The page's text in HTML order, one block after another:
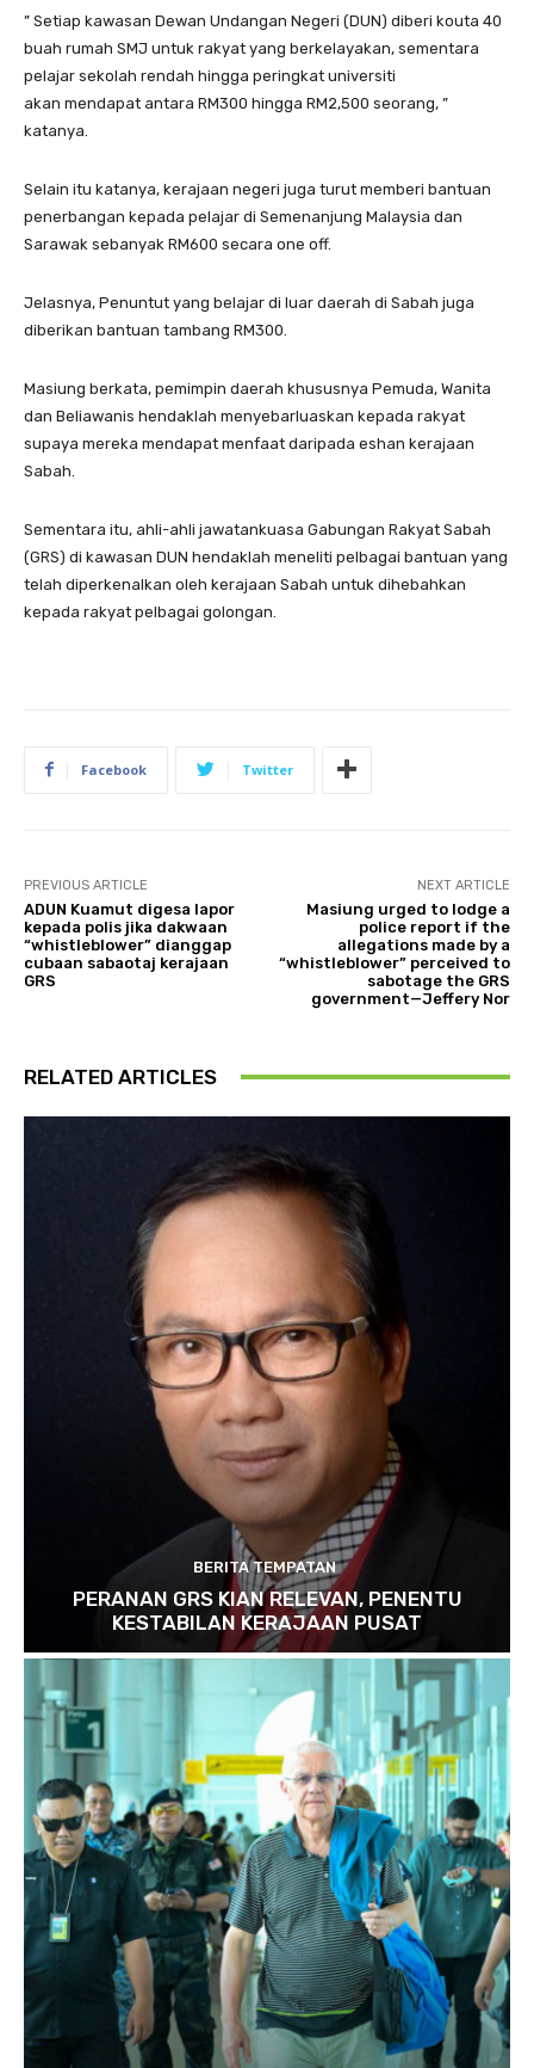
” Setiap kawasan Dewan Undangan Negeri (DUN) diberi kouta 40
buah rumah SMJ untuk rakyat yang berkelayakan, sementara
pelajar sekolah rendah hingga peringkat universiti
akan mendapat antara RM300 hingga RM2,500 seorang, ”
katanya.
Selain itu katanya, kerajaan negeri juga turut memberi bantuan
penerbangan kepada pelajar di Semenanjung Malaysia dan
Sarawak sebanyak RM600 secara one off.
Jelasnya, Penuntut yang belajar di luar daerah di Sabah juga
diberikan bantuan tambang RM300.
Masiung berkata, pemimpin daerah khususnya Pemuda, Wanita
dan Beliawanis hendaklah menyebarluaskan kepada rakyat
supaya mereka mendapat menfaat daripada eshan kerajaan
Sabah.
Sementara itu, ahli-ahli jawatankuasa Gabungan Rakyat Sabah
(GRS) di kawasan DUN hendaklah meneliti pelbagai bantuan yang
telah diperkenalkan oleh kerajaan Sabah untuk dihebahkan
kepada rakyat pelbagai golongan.
Facebook Twitter
PREVIOUS ARTICLE
ADUN Kuamut digesa lapor
kepada polis jika dakwaan
“whistleblower” dianggap
cubaan sabaotaj kerajaan
GRS
NEXT ARTICLE
Masiung urged to lodge a
police report if the
allegations made by a
“whistleblower” perceived to
sabotage the GRS
government—Jeffery Nor
RELATED ARTICLES
BERITA TEMPATAN
PERANAN GRS KIAN RELEVAN, PENENTU
KESTABILAN KERAJAAN PUSAT